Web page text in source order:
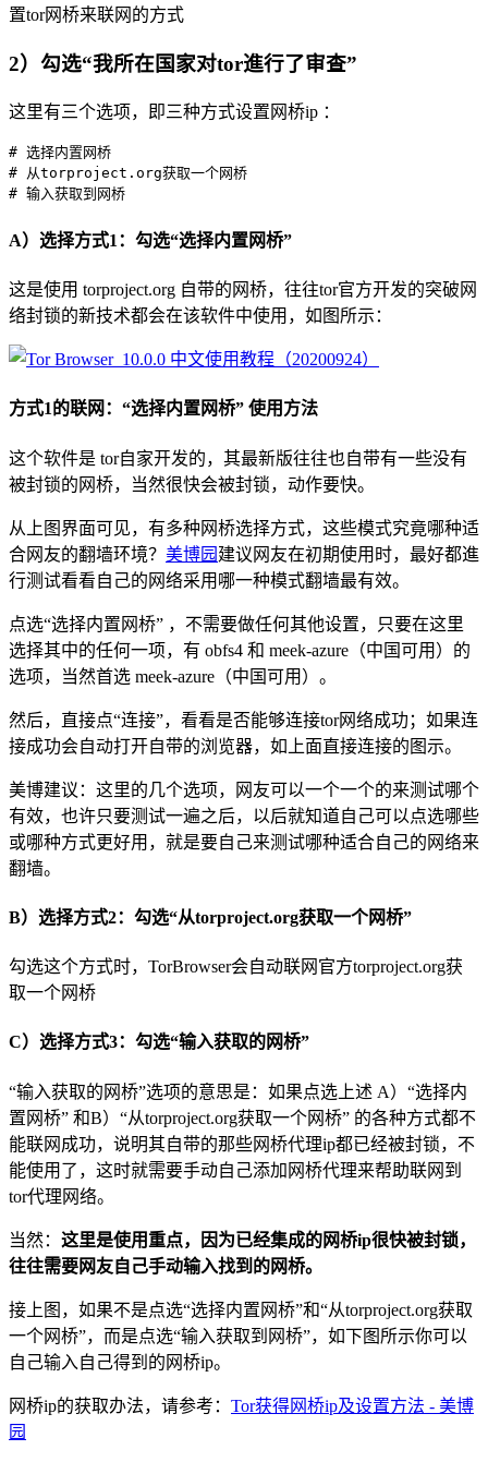
置tor网桥来联网的方式
2）勾选“我所在国家对tor進行了审查”
这里有三个选项，即三种方式设置网桥ip ：
# 选择内置网桥
# 从torproject.org获取一个网桥
A）选择方式1：勾选“选择内置网桥”
这是使用 torproject.org 自带的网桥，往往tor官方开发的突破网
络封锁的新技术都会在该软件中使用，如图所示：
方式1的联网：“选择内置网桥” 使用方法
这个软件是 tor自家开发的，其最新版往往也自带有一些没有
被封锁的网桥，当然很快会被封锁，动作要快。
从上图界面可见，有多种网桥选择方式，这些模式究竟哪种适
合网友的翻墙环境？ 美博园 建议网友在初期使用时，最好都進
行测试看看自己的网络采用哪一种模式翻墙最有效。
点选“选择内置网桥” ，不需要做任何其他设置，只要在这里
选择其中的任何一项，有 obfs4 和 meek-azure（中国可用）的
选项，当然首选 meek-azure（中国可用）。
然后，直接点“连接”，看看是否能够连接tor网络成功；如果连
接成功会自动打开自带的浏览器，如上面直接连接的图示。
美博建议：这里的几个选项，网友可以一个一个的来测试哪个
有效，也许只要测试一遍之后，以后就知道自己可以点选哪些
或哪种方式更好用，就是要自己来测试哪种适合自己的网络来
翻墙。
B）选择方式2：勾选“从torproject.org获取一个网桥”
勾选这个方式时，TorBrowser会自动联网官方torproject.org获
取一个网桥
C）选择方式3：勾选“输入获取的网桥”
“输入获取的网桥”选项的意思是：如果点选上述 A）“选择内
置网桥” 和B）“从torproject.org获取一个网桥” 的各种方式都不
能联网成功，说明其自带的那些网桥代理ip都已经被封锁，不
能使用了，这时就需要手动自己添加网桥代理来帮助联网到
tor代理网络。
当然： 这里是使用重点，因为已经集成的网桥ip很快被封锁，
往往需要网友自己手动输入找到的网桥。
接上图，如果不是点选“选择内置网桥”和“从torproject.org获取
一个网桥”，而是点选“输入获取到网桥”，如下图所示你可以
自己输入自己得到的网桥ip。
网桥ip的获取办法，请参考： Tor获得网桥ip及设置方法 - 美博
园